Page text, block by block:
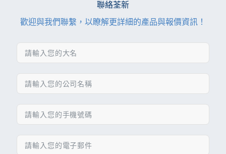
聯絡荃新
歡迎與我們聯繫，以瞭解更詳細的產品與報價資訊！